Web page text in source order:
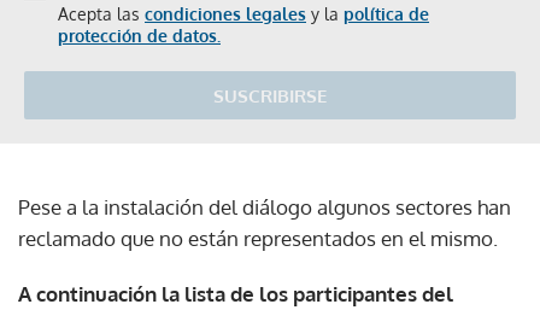
Acepta las condiciones legales y la política de
protección de datos.
SUSCRIBIRSE
Pese a la instalación del diálogo algunos sectores han
reclamado que no están representados en el mismo.
A continuación la lista de los participantes del